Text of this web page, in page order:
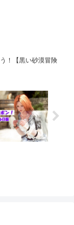
！【黒い砂漠冒険